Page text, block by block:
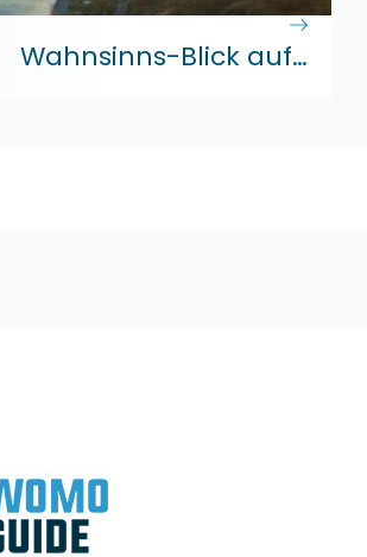
Wahnsinns-Blick auf…